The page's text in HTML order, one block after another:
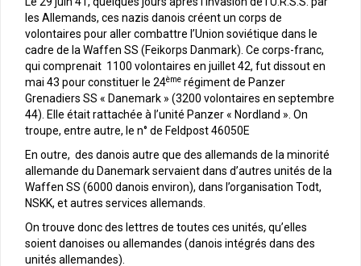
les Allemands, ces nazis danois créent un corps de
volontaires pour aller combattre l’Union soviétique dans le
cadre de la Waffen SS (Feikorps Danmark). Ce corps-franc,
qui comprenait 1100 volontaires en juillet 42, fut dissout en
mai 43 pour constituer le 24ème régiment de Panzer
Grenadiers SS « Danemark » (3200 volontaires en septembre
44). Elle était rattachée à l’unité Panzer « Nordland ». On
troupe, entre autre, le n° de Feldpost 46050E
En outre, des danois autre que des allemands de la minorité
allemande du Danemark servaient dans d’autres unités de la
Waffen SS (6000 danois environ), dans l’organisation Todt,
NSKK, et autres services allemands.
On trouve donc des lettres de toutes ces unités, qu’elles
soient danoises ou allemandes (danois intégrés dans des
unités allemandes).